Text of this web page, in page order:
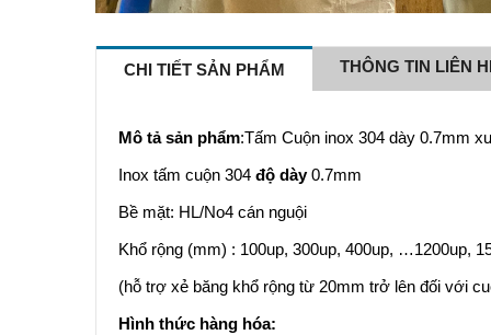
CHI TIẾT SẢN PHẨM THÔNG TIN LIÊN
Mô tả sản phẩm:Tấm Cuộn inox 304 dày 0.7mm
Inox tấm cuộn 304 độ dày0.7mm
Bề mặt: HL/No4 cán nguội
Khổ rộng (mm) : 100up, 300up, 400up, …1200up,
(hỗ trợ xẻ băng khổ rộng từ 20mm trở lên đối với
Hình thức hàng hóa: